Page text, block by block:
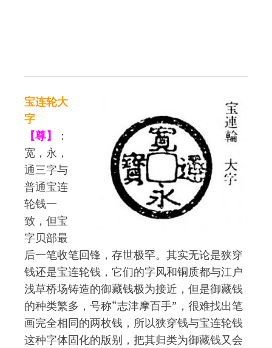
宝连轮大
字
【尊】
：
宽，永，
通三字与
普通宝连
轮钱一
致，但宝
字贝部最
后一笔收笔回锋，存世极罕。其实无论是狭穿
钱还是宝连轮钱，它们的字风和铜质都与江户
浅草桥场铸造的御藏钱极为接近，但是御藏钱
的种类繁多，号称“志津摩百手”，很难找出笔
画完全相同的两枚钱，所以狭穿钱与宝连轮钱
这种字体固化的版别，把其归类为御藏钱又会